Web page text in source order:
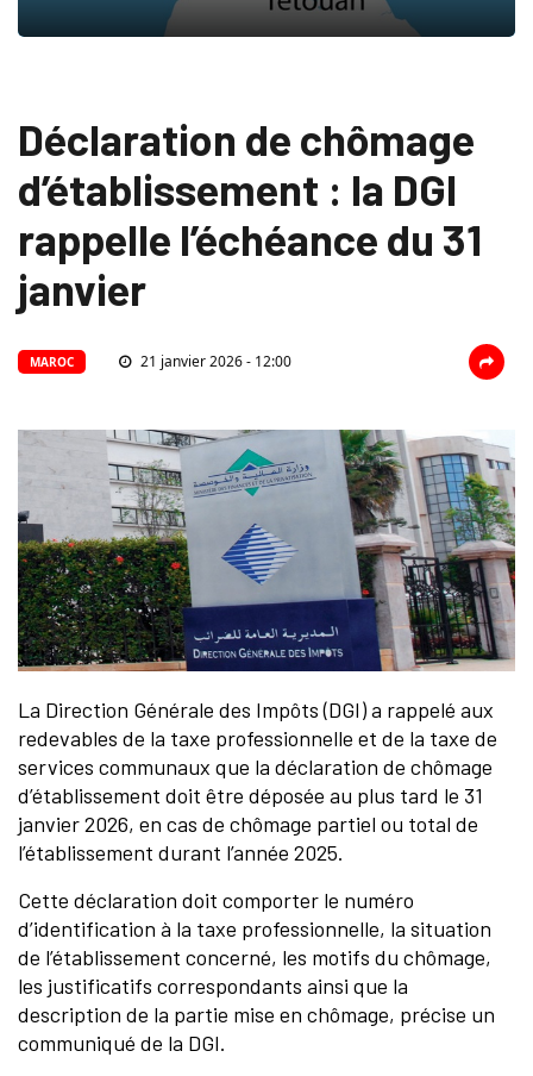
Déclaration de chômage
d’établissement : la DGI
rappelle l’échéance du 31
janvier
MAROC 21 janvier 2026 - 12:00
La Direction Générale des Impôts (DGI) a rappelé aux
redevables de la taxe professionnelle et de la taxe de
services communaux que la déclaration de chômage
d’établissement doit être déposée au plus tard le 31
janvier 2026, en cas de chômage partiel ou total de
l’établissement durant l’année 2025.
Cette déclaration doit comporter le numéro
d’identification à la taxe professionnelle, la situation
de l’établissement concerné, les motifs du chômage,
les justificatifs correspondants ainsi que la
description de la partie mise en chômage, précise un
communiqué de la DGI.